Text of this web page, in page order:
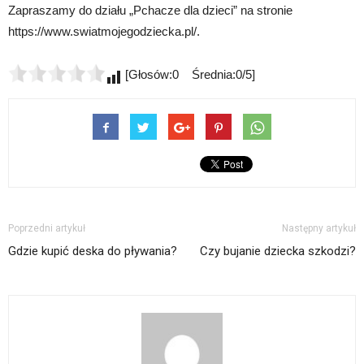
Zapraszamy do działu „Pchacze dla dzieci” na stronie
https://www.swiatmojegodziecka.pl/.
[Głosów:0 Średnia:0/5]
Poprzedni artykuł
Gdzie kupić deska do pływania?
Następny artykuł
Czy bujanie dziecka szkodzi?